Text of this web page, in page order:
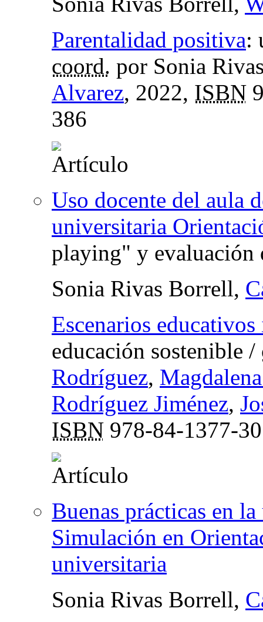
Parentalidad positiva:
coord. por Sonia
Alvarez, 2022, ISBN
386
Uso docente del aula
universitaria
playing" y evaluación
Sonia Rivas Borrell,
Escenarios
educación sostenible /
Rodríguez,
Rodríguez Jiménez,
ISBN 978-84-1377-
Buenas prácticas en
Simulación en
universitaria
Sonia Rivas Borrell,